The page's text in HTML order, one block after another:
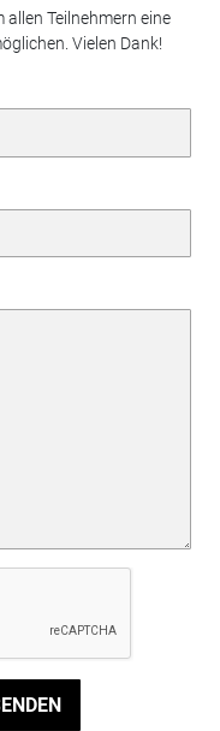
Teilnehmern eine
Vielen Dank!